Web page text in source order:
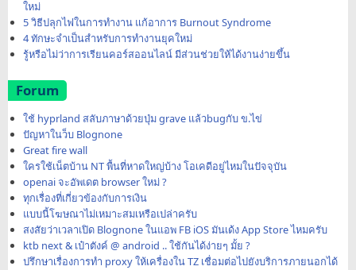
ใหม่
5 วิธีปลุกไฟในการทำงาน แก้อาการ Burnout Syndrome
4 ทักษะจำเป็นสำหรับการทำงานยุคใหม่
รู้หรือไม่ว่าการเรียนคอร์สออนไลน์ มีส่วนช่วยให้ได้งานง่ายขึ้น
Forum
ใช้ hyprland สลับภาษาด้วยปุ่ม grave แล้วbugกับ ข.ไข่
ปัญหาในว็บ Blognone
Great fire wall
ใครใช้เน็ตบ้าน NT พื้นที่หาดใหญ่บ้าง โอเคดีอยู่ไหมในปัจจุบัน
openai จะอัพเดต browser ใหม่ ?
ทุกเรื่องที่เกี่ยวข้องกับการเงิน
แบบนี้โฆษณาไม่เหมาะสมเหรือเปล่าครับ
สงสัยว่าเวลาเปิด Blognone ในแอพ FB iOS มันเด้ง App Store ไหมครับ
ktb next & เป๋าตังค์ @ android .. ใช้กันได้ง่ายๆ มั้ย ?
ปรึกษาเรื่องการทำ proxy ให้เครื่องใน TZ เชื่อมต่อไปยังบริการภายนอกได้